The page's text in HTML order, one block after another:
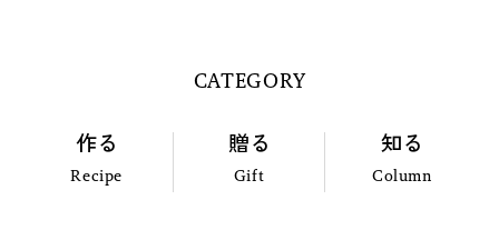
CATEGORY
作る
Recipe
贈る
Gift
知る
Column